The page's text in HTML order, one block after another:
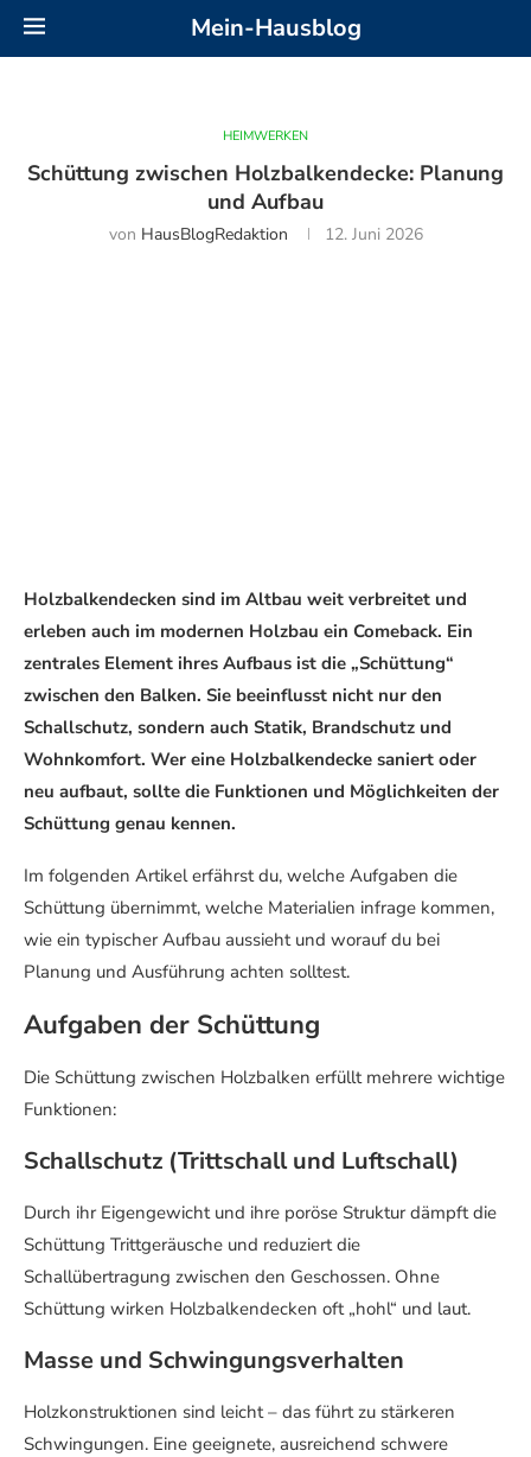
Mein-Hausblog
HEIMWERKEN
Schüttung zwischen Holzbalkendecke: Planung
und Aufbau
von HausBlogRedaktion 12. Juni 2026
Holzbalkendecken sind im Altbau weit verbreitet und
erleben auch im modernen Holzbau ein Comeback. Ein
zentrales Element ihres Aufbaus ist die „Schüttung“
zwischen den Balken. Sie beeinflusst nicht nur den
Schallschutz, sondern auch Statik, Brandschutz und
Wohnkomfort. Wer eine Holzbalkendecke saniert oder
neu aufbaut, sollte die Funktionen und Möglichkeiten der
Schüttung genau kennen.
Im folgenden Artikel erfährst du, welche Aufgaben die
Schüttung übernimmt, welche Materialien infrage kommen,
wie ein typischer Aufbau aussieht und worauf du bei
Planung und Ausführung achten solltest.
Aufgaben der Schüttung
Die Schüttung zwischen Holzbalken erfüllt mehrere wichtige
Funktionen:
Schallschutz (Trittschall und Luftschall)
Durch ihr Eigengewicht und ihre poröse Struktur dämpft die
Schüttung Trittgeräusche und reduziert die
Schallübertragung zwischen den Geschossen. Ohne
Schüttung wirken Holzbalkendecken oft „hohl“ und laut.
Masse und Schwingungsverhalten
Holzkonstruktionen sind leicht – das führt zu stärkeren
Schwingungen. Eine geeignete, ausreichend schwere